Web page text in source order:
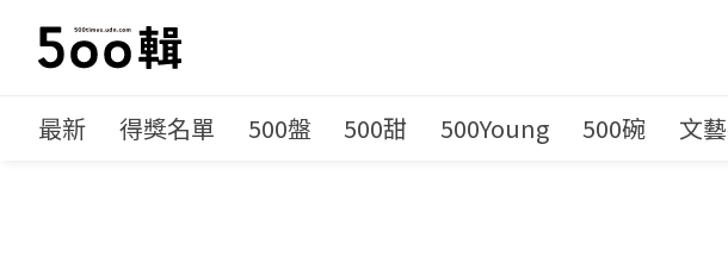
最新 得獎名單 500盤 500甜 500Young 500碗 文